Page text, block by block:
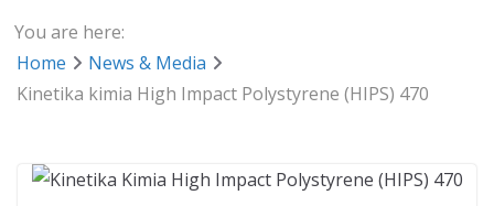
You are here:
Home
News & Media
Kinetika kimia High Impact Polystyrene (HIPS) 470